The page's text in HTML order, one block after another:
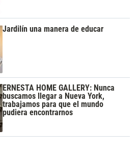
Jardilín una manera de educar
ERNESTA HOME GALLERY: Nunca
buscamos llegar a Nueva York,
trabajamos para que el mundo
pudiera encontrarnos